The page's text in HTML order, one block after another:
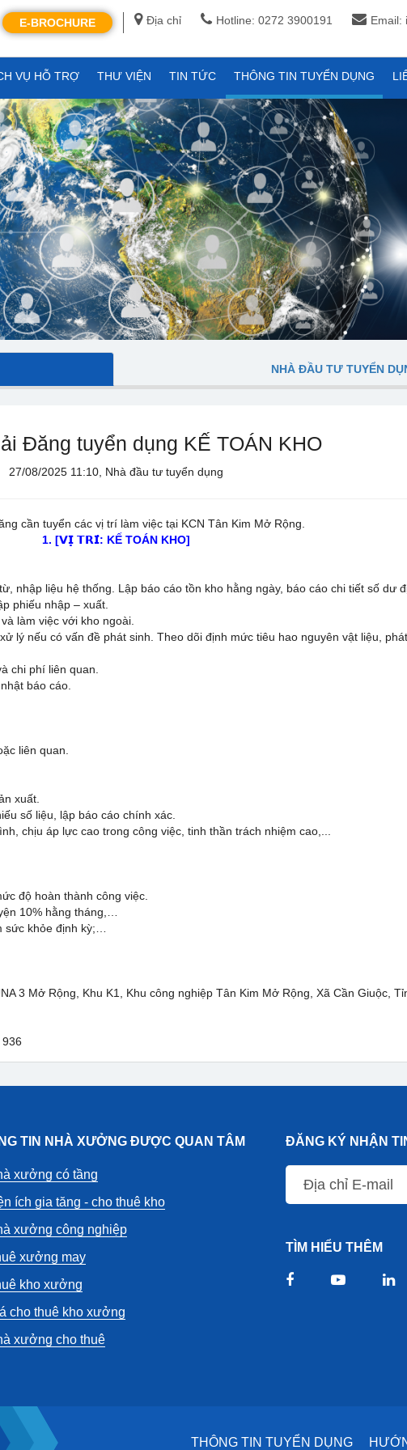
Địa chỉ Hotline: 0272 3900191 Email:
E-BROCHURE
VỤ HỖ TRỢ THƯ VIỆN TIN TỨC THÔNG TIN TUYỂN DỤNG
NHÀ ĐẦU TƯ TUYỂN
Đăng tuyển dụng KẾ TOÁN KHO
27/08/2025 11:10, Nhà đầu tư tuyển dụng
cần tuyển các vị trí làm việc tại KCN Tân Kim Mở Rộng.
1. [𝗩𝗜̣ 𝗧𝗥𝗜́: KẾ TOÁN KHO]
nhập liệu hệ thống. Lập báo cáo tồn kho hằng ngày, báo cáo chi tiết số dư
phiếu nhập – xuất.
làm việc với kho ngoài.
lý nếu có vấn đề phát sinh. Theo dõi định mức tiêu hao nguyên vật liệu,
chi phí liên quan.
báo cáo.
liên quan.
xuất.
số liệu, lập báo cáo chính xác.
chịu áp lực cao trong công việc, tinh thần trách nhiệm cao,...
độ hoàn thành công việc.
10% hằng tháng,…
sức khỏe định kỳ;…
3 Mở Rộng, Khu K1, Khu công nghiệp Tân Kim Mở Rộng, Xã Cần Giuộc,
936
TIN NHÀ XƯỞNG ĐƯỢC QUAN TÂM
xưởng có tầng
ích gia tăng - cho thuê kho
xưởng công nghiệp
xưởng may
kho xưởng
cho thuê kho xưởng
xưởng cho thuê
ĐĂNG KÝ NHẬN
TÌM HIỂU THÊM
THÔNG TIN TUYỂN DỤNG